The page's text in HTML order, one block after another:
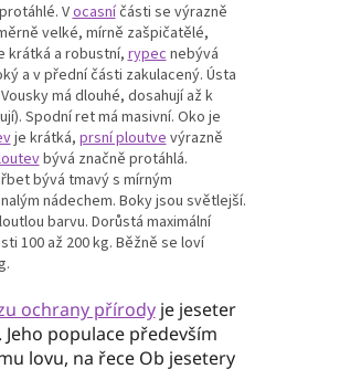
Vocasníčásti se výrazně
velké, mírně zašpičatělé,
krátká a robustní,rypecnebývá
a v přední části zakulacený. Ústa
má dlouhé, dosahují až k
Spodní ret má masivní. Oko je
je krátká, prsní ploutvevýrazně
bývá značně protáhlá.
bývá tmavý s mírným
nádechem. Boky jsou světlejší.
barvu. Dorůstá maximální
100 až 200 kg. Běžně se loví
ochrany přírodyje jeseter
. Jeho populace především
lovu, na řece Ob jesetery